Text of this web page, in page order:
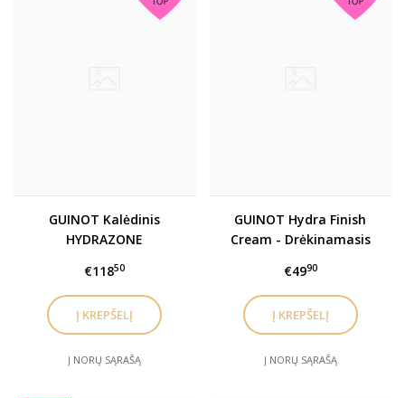
GUINOT Kalėdinis
HYDRAZONE
maitinamasis rinkinys
€11850
Į NORŲ SĄRAŠĄ
GUINOT Hydra Finish
Cream - Drėkinamasis
atspalviu SPF15, 30 ml
€4990
Į NORŲ SĄRAŠĄ